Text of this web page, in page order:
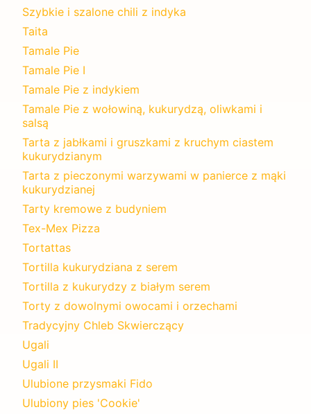
Szybkie i szalone chili z indyka
Taita
Tamale Pie
Tamale Pie I
Tamale Pie z indykiem
Tamale Pie z wołowiną, kukurydzą, oliwkami i
salsą
Tarta z jabłkami i gruszkami z kruchym ciastem
kukurydzianym
Tarta z pieczonymi warzywami w panierce z mąki
kukurydzianej
Tarty kremowe z budyniem
Tex-Mex Pizza
Tortattas
Tortilla kukurydziana z serem
Tortilla z kukurydzy z białym serem
Torty z dowolnymi owocami i orzechami
Tradycyjny Chleb Skwierczący
Ugali
Ugali II
Ulubione przysmaki Fido
Ulubiony pies 'Cookie'